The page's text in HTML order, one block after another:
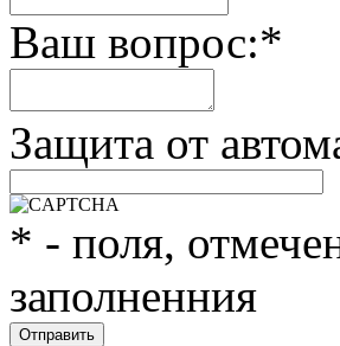
Ваш вопрос:*
Защита от
* - поля,
заполненния